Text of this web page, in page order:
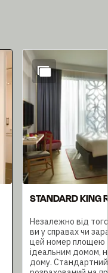
STANDARD KING
Незалежно від
ви у справах чи
цей номер площею
ідеальним домом,
дому.